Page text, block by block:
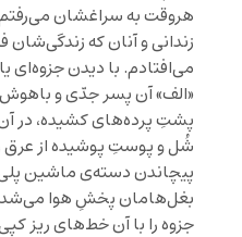
هروقت به سراغشان
زندانی و آنان که زندگی‌شان
می‌افتادم. با دیدن جزوه‌ای
«الف» آن پسر جدّی و
پشتِ پرده‌های کشیده، در
شُل و پوستِ پوشیده از عرق
پیچاندن دسته‌ی ماشین
بغل‌هامان پخشِ هوا می‌شد،
جزوه را با آن خط‌های ریز